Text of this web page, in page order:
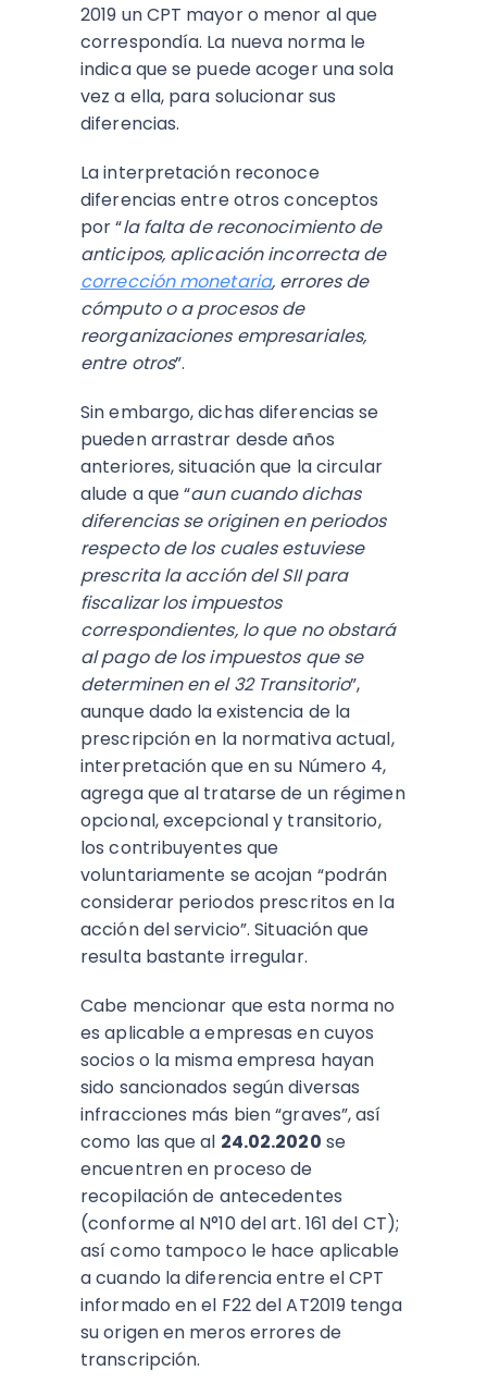
2019 un CPT mayor o menor al que
correspondía. La nueva norma le
indica que se puede acoger una sola
vez a ella, para solucionar sus
diferencias.
La interpretación reconoce
diferencias entre otros conceptos
por “la falta de reconocimiento de
anticipos, aplicación incorrecta de
corrección monetaria, errores de
cómputo o a procesos de
reorganizaciones empresariales,
entre otros”.
Sin embargo, dichas diferencias se
pueden arrastrar desde años
anteriores, situación que la circular
alude a que “aun cuando dichas
diferencias se originen en periodos
respecto de los cuales estuviese
prescrita la acción del SII para
fiscalizar los impuestos
correspondientes, lo que no obstará
al pago de los impuestos que se
determinen en el 32 Transitorio”,
aunque dado la existencia de la
prescripción en la normativa actual,
interpretación que en su Número 4,
agrega que al tratarse de un régimen
opcional, excepcional y transitorio,
los contribuyentes que
voluntariamente se acojan “podrán
considerar periodos prescritos en la
acción del servicio”. Situación que
resulta bastante irregular.
Cabe mencionar que esta norma no
es aplicable a empresas en cuyos
socios o la misma empresa hayan
sido sancionados según diversas
infracciones más bien “graves”, así
como las que al 24.02.2020 se
encuentren en proceso de
recopilación de antecedentes
(conforme al N°10 del art. 161 del CT);
así como tampoco le hace aplicable
a cuando la diferencia entre el CPT
informado en el F22 del AT2019 tenga
su origen en meros errores de
transcripción.